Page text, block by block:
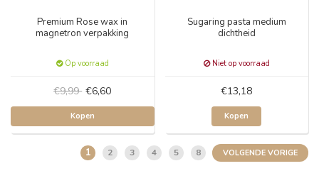
Premium Rose wax in
magnetron verpakking
Op voorraad
€9,99 €6,60
Kopen
Sugaring pasta medium
dichtheid
Niet op voorraad
€13,18
Kopen
1 2 3 4 5 8 VOLGENDE VORIGE